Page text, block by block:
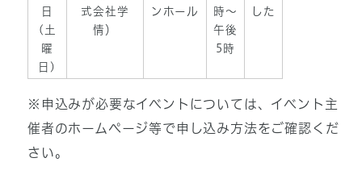
日
(土
曜
日)
式会社学
情）
ンホール
時〜
午後
5時
した
※申込みが必要なイベントについては、イベント主
催者のホームページ等で申し込み方法をご確認くだ
さい。